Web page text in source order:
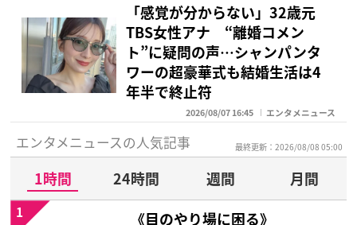
「感覚が分からない」32歳元
TBS女性アナ “離婚コメン
ト”に疑問の声…シャンパンタ
ワーの超豪華式も結婚生活は4
年半で終止符
2026/08/07 16:45 エンタメニュース
エンタメニュースの人気記事 最終更新：2026/08/08 05:00
1時間 24時間 週間
月間
《目のやり場に困る》
1